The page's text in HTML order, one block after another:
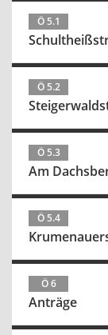
Ö 5.1
Ö 5.2
Ö 5.3
Am
Ö 5.4
Ö 6
Anträge